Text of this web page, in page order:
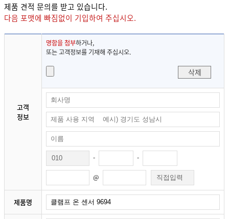
제품 견적 문의를 받고 있습니다.
다음 포맷에 빠짐없이 기입하여 주십시오.
고객
정보
명함을 첨부하거나,
또는 고객정보를 기재해 주십시오.
삭제
- -
@
제품명